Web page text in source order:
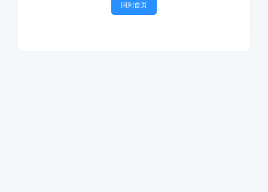
回到首页